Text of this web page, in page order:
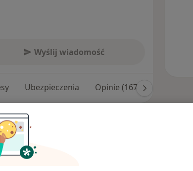
Wyślij wiadomość
Ubezpieczenia Opinie (167)